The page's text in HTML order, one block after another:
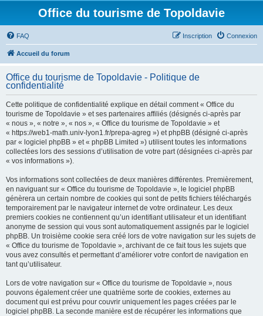
Office du tourisme de Topoldavie
FAQ Connexion
Inscription
Accueil du forum
Office du tourisme de Topoldavie - Politique de
confidentialité
Cette politique de confidentialité explique en détail comment « Office du
tourisme de Topoldavie » et ses partenaires affiliés (désignés ci-après par
« nous », « notre », « nos », « Office du tourisme de Topoldavie » et
« https://web1-math.univ-lyon1.fr/prepa-agreg ») et phpBB (désigné ci-après
par « logiciel phpBB » et « phpBB Limited ») utilisent toutes les informations
collectées lors des sessions d’utilisation de votre part (désignées ci-après par
« vos informations »).
Vos informations sont collectées de deux manières différentes. Premièrement,
en naviguant sur « Office du tourisme de Topoldavie », le logiciel phpBB
génèrera un certain nombre de cookies qui sont de petits fichiers téléchargés
temporairement par le navigateur internet de votre ordinateur. Les deux
premiers cookies ne contiennent qu’un identifiant utilisateur et un identifiant
anonyme de session qui vous sont automatiquement assignés par le logiciel
phpBB. Un troisième cookie sera créé lors de votre navigation sur les sujets de
« Office du tourisme de Topoldavie », archivant de ce fait tous les sujets que
vous avez consultés et permettant d’améliorer votre confort de navigation en
tant qu’utilisateur.
Lors de votre navigation sur « Office du tourisme de Topoldavie », nous
pouvons également créer une quatrième sorte de cookies, externes au
document qui est prévu pour couvrir uniquement les pages créées par le
logiciel phpBB. La seconde manière est de récupérer les informations que